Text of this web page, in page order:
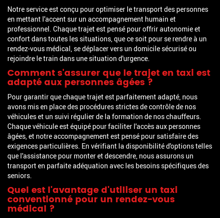
Notre service est conçu pour optimiser le transport des personnes
en mettant l'accent sur un accompagnement humain et
professionnel. Chaque trajet est pensé pour offrir autonomie et
confort dans toutes les situations, que ce soit pour se rendre à un
rendez-vous médical, se déplacer vers un domicile sécurisé ou
rejoindre le train dans une situation d'urgence.
Comment s'assurer que le trajet en taxi est
adapté aux personnes âgées ?
Pour garantir que chaque trajet est parfaitement adapté, nous
avons mis en place des procédures strictes de contrôle de nos
véhicules et un suivi régulier de la formation de nos chauffeurs.
Chaque véhicule est équipé pour faciliter l'accès aux personnes
âgées, et notre accompagnement est pensé pour satisfaire des
exigences particulières. En vérifiant la disponibilité d'options telles
que l'assistance pour monter et descendre, nous assurons un
transport en parfaite adéquation avec les besoins spécifiques des
seniors.
Quel est l'avantage d'utiliser un taxi
conventionné pour un rendez-vous
médical ?